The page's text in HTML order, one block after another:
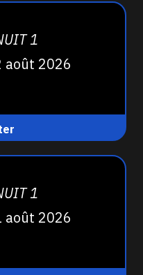
1
août 2026
1
août 2026